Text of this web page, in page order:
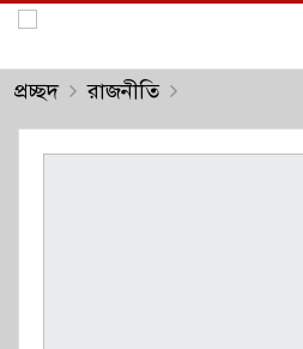
প্রচ্ছদ রাজনীতি